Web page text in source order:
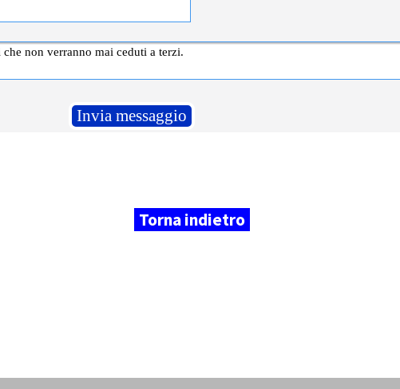
non verranno mai ceduti a terzi.
Torna indietro